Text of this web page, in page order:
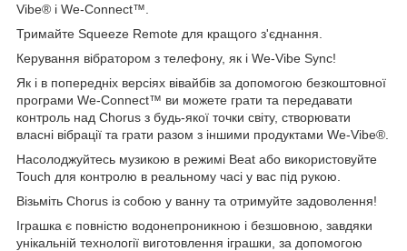
Vibe® і We-Connect™.
Тримайте Squeeze Remote для кращого з'єднання.
Керування вібратором з телефону, як і We-Vibe Sync!
Як і в попередніх версіях вівайбів за допомогою безкоштовної
програми We-Connect™ ви можете грати та передавати
контроль над Chorus з будь-якої точки світу, створювати
власні вібрації та грати разом з іншими продуктами We-Vibe®.
Насолоджуйтесь музикою в режимі Beat або використовуйте
Touch для контролю в реальному часі у вас під рукою.
Візьміть Chorus із собою у ванну та отримуйте задоволення!
Іграшка є повністю водонепроникною і безшовною, завдяки
унікальній технології виготовлення іграшки, за допомогою